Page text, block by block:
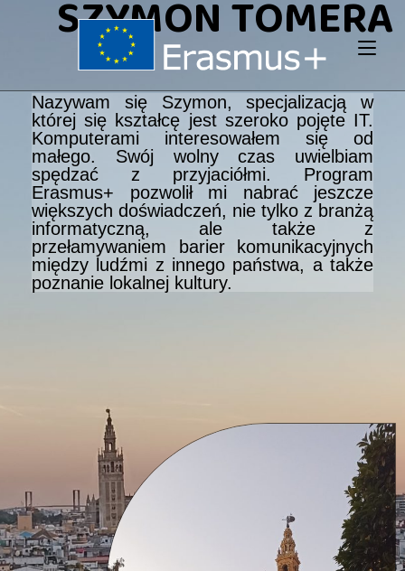
SZYMON TOMERA
Nazywam się Szymon, specjalizacją w
której się kształcę jest szeroko pojęte IT.
Komputerami interesowałem się od
małego. Swój wolny czas uwielbiam
spędzać z przyjaciółmi. Program
Erasmus+ pozwolił mi nabrać jeszcze
większych doświadczeń, nie tylko z branżą
informatyczną, ale także z
przełamywaniem barier komunikacyjnych
między ludźmi z innego państwa, a także
poznanie lokalnej kultury.